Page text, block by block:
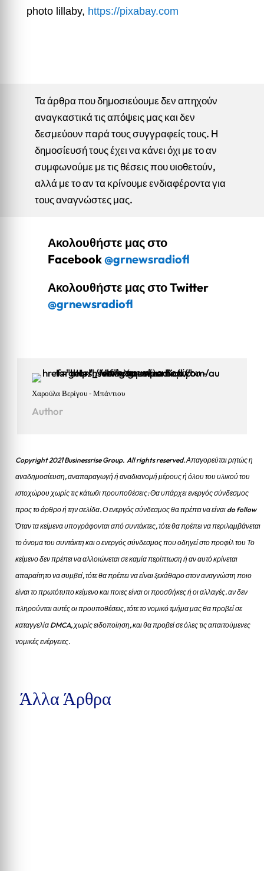
photo lillaby, https://pixabay.com
Τα άρθρα που δημοσιεύουμε δεν απηχούν
αναγκαστικά τις απόψεις μας και δεν
δεσμεύουν παρά τους συγγραφείς τους. Η
δημοσίευσή τους έχει να κάνει όχι με το αν
συμφωνούμε με τις θέσεις που υιοθετούν,
αλλά με το αν τα κρίνουμε ενδιαφέροντα για
τους αναγνώστες μας.
Ακολουθήστε μας στο
Facebook@grnewsradiofl
Ακολουθήστε μας στο Twitter
@grnewsradiofl
Χαρούλα Βερίγου - Μπάντιου
Author
Copyright 2021 Businessrise Group. All rights reserved. Απαγορεύται ρητώς η
αναδημοσίευση, αναπαραγωγή ή αναδιανομή μέρους ή όλου του υλικού του
ιστοχώρου χωρίς τις κάτωθι προυποθέσεις: Θα υπάρχει ενεργός σύνδεσμος
προς το άρθρο ή την σελίδα.Ο ενεργός σύνδεσμος θα πρέπει να είναι do follow
Όταν τα κείμενα υπογράφονται από συντάκτες, τότε θα πρέπει να περιλαμβάνεται
το όνομα του συντάκτη και ο ενεργός σύνδεσμος που οδηγεί στο προφίλ του Το
κείμενο δεν πρέπει να αλλοιώνεται σε καμία περίπτωση ή αν αυτό κρίνεται
απαραίτητο να συμβεί, τότε θα πρέπει να είναι ξεκάθαρο στον αναγνώστη ποιο
είναι το πρωτότυπο κείμενο και ποιες είναι οι προσθήκες ή οι αλλαγές. αν δεν
πληρούνται αυτές οι προυποθέσεις, τότε το νομικό τμήμα μας θα προβεί σε
καταγγελία DMCA, χωρίς ειδοποίηση, και θα προβεί σε όλες τις απαιτούμενες
νομικές ενέργειες.
Άλλα Άρθρα